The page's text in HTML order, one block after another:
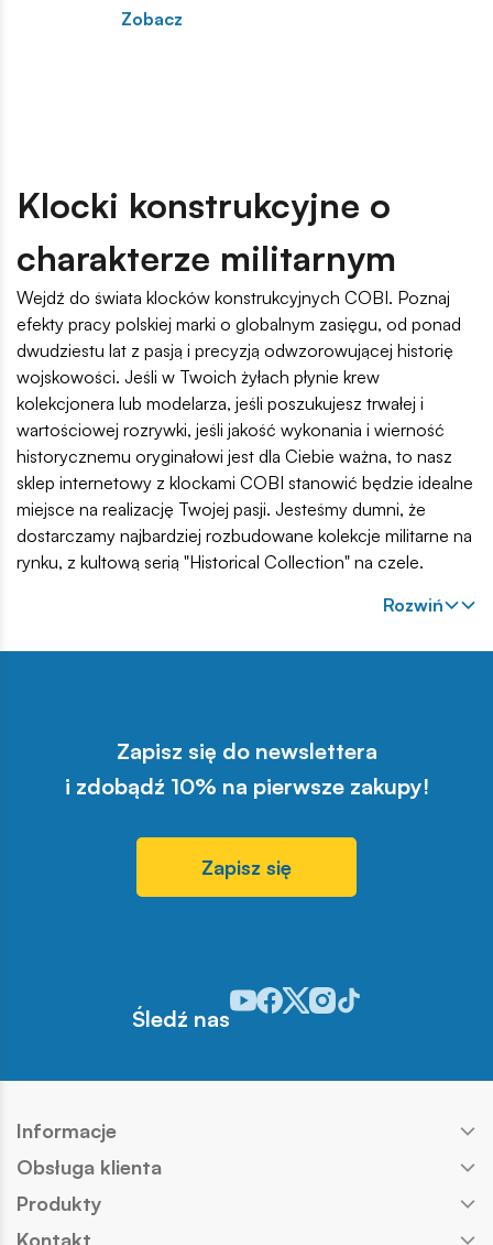
Zobacz
Klocki konstrukcyjne o
charakterze militarnym
Wejdź do świata klocków konstrukcyjnych COBI. Poznaj
efekty pracy polskiej marki o globalnym zasięgu, od ponad
dwudziestu lat z pasją i precyzją odwzorowującej historię
wojskowości. Jeśli w Twoich żyłach płynie krew
kolekcjonera lub modelarza, jeśli poszukujesz trwałej i
wartościowej rozrywki, jeśli jakość wykonania i wierność
historycznemu oryginałowi jest dla Ciebie ważna, to nasz
sklep internetowy z klockami COBI stanowić będzie idealne
miejsce na realizację Twojej pasji. Jesteśmy dumni, że
dostarczamy najbardziej rozbudowane kolekcje militarne na
rynku, z kultową serią "Historical Collection" na czele.
Rozwiń
Zapisz się do newslettera
i zdobądź 10% na pierwsze zakupy!
Zapisz się
Śledź nas
Odwiedź nasz profil w serwisie
Odwiedź nasz profil w serwisie
Odwiedź nasz profil w
Odwiedź nasz profil w
Odwiedź nasz profil
Informacje
Obsługa klienta
Produkty
Kontakt